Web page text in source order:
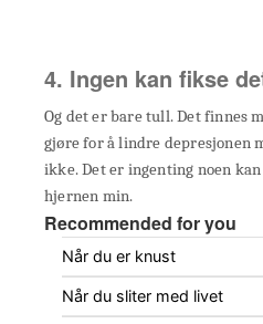
4. Ingen kan fikse
Og det er bare tull. Det finnes
gjøre for å lindre depresjonen
ikke. Det er ingenting noen
hjernen min.
Recommended for you
Når du er knust
Når du sliter med livet